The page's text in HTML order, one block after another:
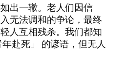
出一辙。老人们因信
无法调和的争论，最终
人互相残杀。我们都知
赴死」 的谚语，但无人